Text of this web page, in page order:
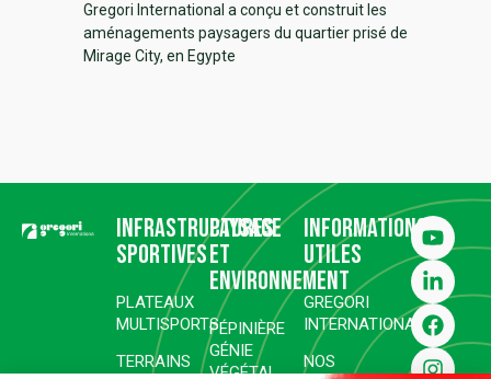
Gregori International a conçu et construit les
aménagements paysagers du quartier prisé de
Mirage City, en Egypte
Infrastructures
sportives
PLATEAUX
MULTISPORTS
TERRAINS
Paysage
et
environnement
PÉPINIÈRE
GÉNIE
VÉGÉTAL
Informations
utiles
GREGORI
INTERNATIONAL
NOS